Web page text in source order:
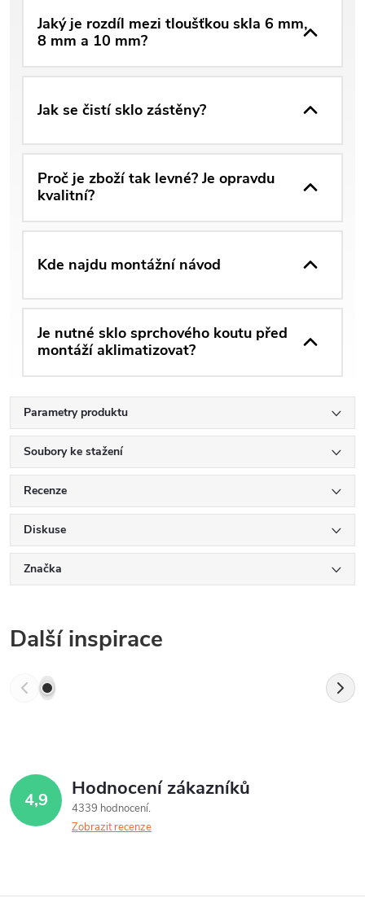
Jaký je rozdíl mezi tloušťkou skla 6 mm,
8 mm a 10 mm?
Jak se čistí sklo zástěny?
Proč je zboží tak levné? Je opravdu
kvalitní?
Kde najdu montážní návod
Je nutné sklo sprchového koutu před
montáží aklimatizovat?
Parametry produktu
Soubory ke stažení
Recenze
Diskuse
Značka
Další inspirace
4,9 Hodnocení zákazníků
4339 hodnocení
Zobrazit recenze